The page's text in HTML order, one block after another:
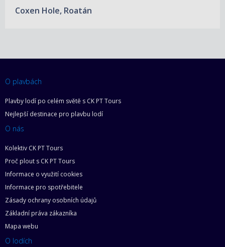
Coxen Hole, Roatán
O plavbách
Plavby lodí po celém světě s CK PT Tours
Nejlepší destinace pro plavbu lodí
O nás
Kolektiv CK PT Tours
Proč plout s CK PT Tours
Informace o využití cookies
Informace pro spotřebitele
Zásady ochrany osobních údajů
Základní práva zákazníka
Mapa webu
O lodích